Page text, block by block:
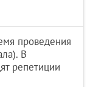
проведения
В
репетиции